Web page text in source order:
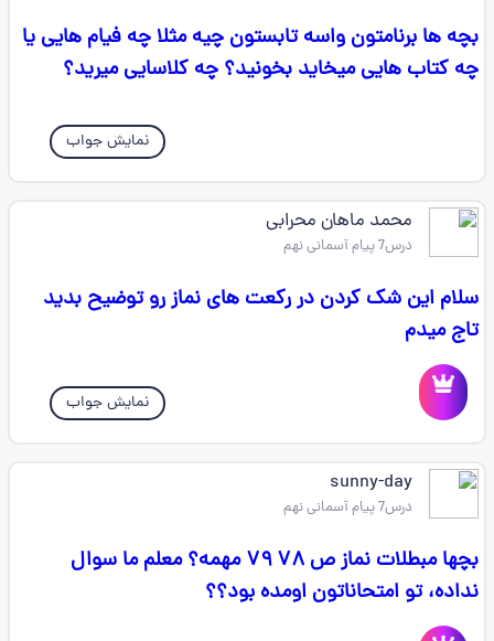
بچه ها برنامتون واسه تابستون چیه مثلا چه فیام هایی یا
چه کتاب هایی میخاید بخونید؟ چه کلاسایی میرید؟
نمایش جواب
محمد ماهان محرابی
درس7 پیام آسمانی نهم
سلام این شک کردن در رکعت های نماز رو توضیح بدید
تاج میدم
نمایش جواب
sunny-day
درس7 پیام آسمانی نهم
بچها مبطلات نماز ص ۷۸ ۷۹ مهمه؟ معلم ما سوال
نداده، تو امتحاناتون اومده بود؟؟